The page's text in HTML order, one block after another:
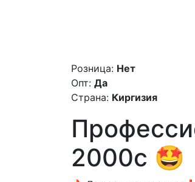
Розница: Нет
Опт: Да
Страна: Киргизия
2000с 🤩